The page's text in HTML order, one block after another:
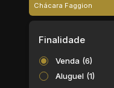
Chácara Faggion
Finalidade
Venda (6)
Aluguel (1)